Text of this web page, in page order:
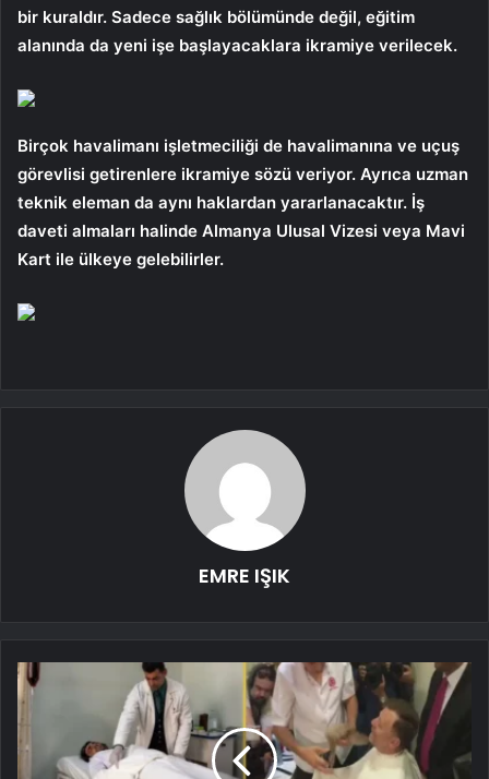
bir kuraldır. Sadece sağlık bölümünde değil, eğitim
alanında da yeni işe başlayacaklara ikramiye verilecek.
Birçok havalimanı işletmeciliği de havalimanına ve uçuş
görevlisi getirenlere ikramiye sözü veriyor. Ayrıca uzman
teknik eleman da aynı haklardan yararlanacaktır. İş
daveti almaları halinde Almanya Ulusal Vizesi veya Mavi
Kart ile ülkeye gelebilirler.
EMRE IŞIK